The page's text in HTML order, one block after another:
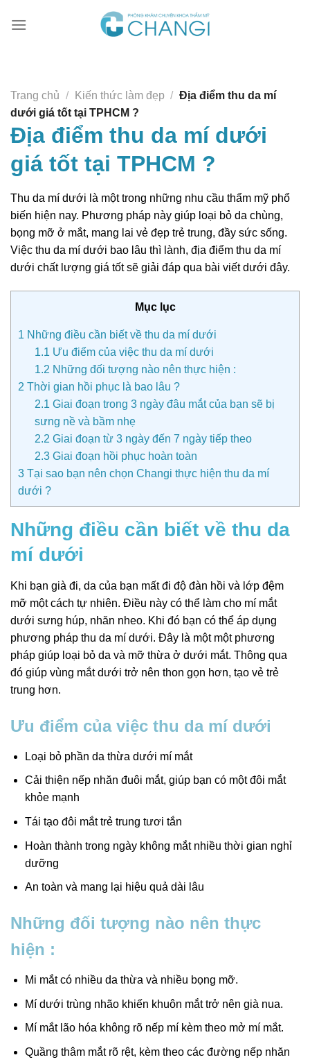
đến
Trang chủ / Kiến thức làm đẹp / Địa điểm thu da mí
dưới giá tốt tại TPHCM ?
Địa điểm thu da mí dưới
giá tốt tại TPHCM ?
Thu da mí dưới là một trong những nhu cầu thẩm mỹ phổ
biến hiện nay. Phương pháp này giúp loại bỏ da chùng,
bọng mỡ ở mắt, mang lai vẻ đẹp trẻ trung, đầy sức sống.
Việc thu da mí dưới bao lâu thì lành, địa điểm thu da mí
dưới chất lượng giá tốt sẽ giải đáp qua bài viết dưới đây.
Mục lục
1 Những điều cần biết về thu da mí dưới
1.1 Ưu điểm của việc thu da mí dưới
1.2 Những đối tượng nào nên thực hiện :
2 Thời gian hồi phục là bao lâu ?
2.1 Giai đoạn trong 3 ngày đâu mắt của bạn sẽ bị
sưng nề và bầm nhẹ
2.2 Giai đoạn từ 3 ngày đến 7 ngày tiếp theo
2.3 Giai đoạn hồi phục hoàn toàn
3 Tại sao bạn nên chọn Changi thực hiện thu da mí
dưới ?
Những điều cần biết về thu da
mí dưới
Khi bạn già đi, da của bạn mất đi độ đàn hồi và lớp đệm
mỡ một cách tự nhiên. Điều này có thể làm cho mí mắt
dưới sưng húp, nhăn nheo. Khi đó bạn có thể áp dụng
phương pháp thu da mí dưới. Đây là một một phương
pháp giúp loại bỏ da và mỡ thừa ở dưới mắt. Thông qua
đó giúp vùng mắt dưới trở nên thon gọn hơn, tạo vẻ trẻ
trung hơn.
Ưu điểm của việc thu da mí dưới
Loại bỏ phần da thừa dưới mí mắt
Cải thiện nếp nhăn đuôi mắt, giúp bạn có một đôi mắt
khỏe mạnh
Tái tạo đôi mắt trẻ trung tươi tắn
Hoàn thành trong ngày không mắt nhiều thời gian nghỉ
dưỡng
An toàn và mang lại hiệu quả dài lâu
Những đối tượng nào nên thực
hiện :
Mi mắt có nhiều da thừa và nhiều bọng mỡ.
Mí dưới trùng nhão khiến khuôn mắt trở nên già nua.
Mí mắt lão hóa không rõ nếp mí kèm theo mở mí mắt.
Quầng thâm mắt rõ rệt, kèm theo các đường nếp nhăn